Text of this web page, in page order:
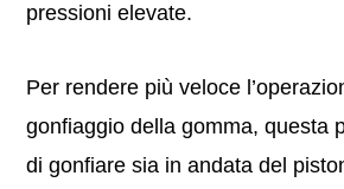
pressioni elevate.
Per rendere più veloce
gonfiaggio della gomma, questa
di gonfiare sia in andata del